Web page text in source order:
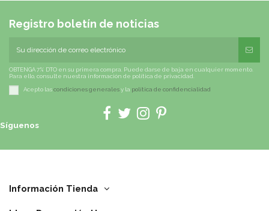
Registro boletín de noticias
OBTENGA 7% DTO en su primera compra. Puede darse de baja en cualquier momento.
Para ello, consulte nuestra información de política de privacidad.
Acepto lascondiciones generalesy la política de confidencialidad
Síguenos
Información Tienda